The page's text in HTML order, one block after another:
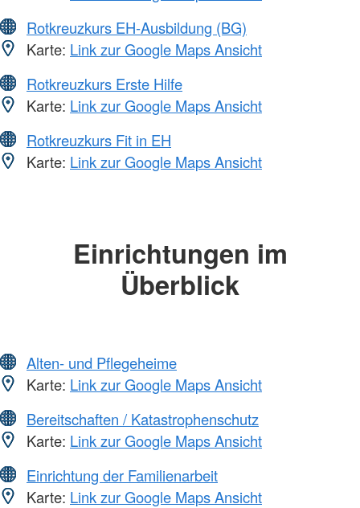
Rotkreuzkurs EH-Ausbildung (BG)
Karte: Link zur Google Maps Ansicht
Rotkreuzkurs Erste Hilfe
Karte: Link zur Google Maps Ansicht
Rotkreuzkurs Fit in EH
Karte: Link zur Google Maps Ansicht
Einrichtungen im
Überblick
Alten- und Pflegeheime
Karte: Link zur Google Maps Ansicht
Bereitschaften / Katastrophenschutz
Karte: Link zur Google Maps Ansicht
Einrichtung der Familienarbeit
Karte: Link zur Google Maps Ansicht